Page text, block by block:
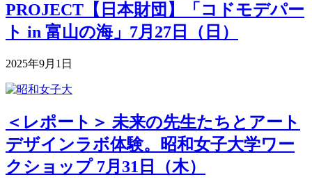
PROJECT【日本財団】「コドモデパー
ト in 富山の海」7月27日（日）
2025年9月1日
＜レポート＞ 未来の先生たちとアート
デザインラボ体験。昭和女子大学ワー
クショップ 7月31日（木）